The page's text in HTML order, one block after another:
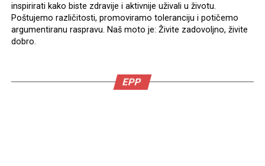
inspirirati kako biste zdravije i aktivnije uživali u životu.
Poštujemo različitosti, promoviramo toleranciju i potičemo
argumentiranu raspravu. Naš moto je: Živite zadovoljno, živite
dobro.
EPP